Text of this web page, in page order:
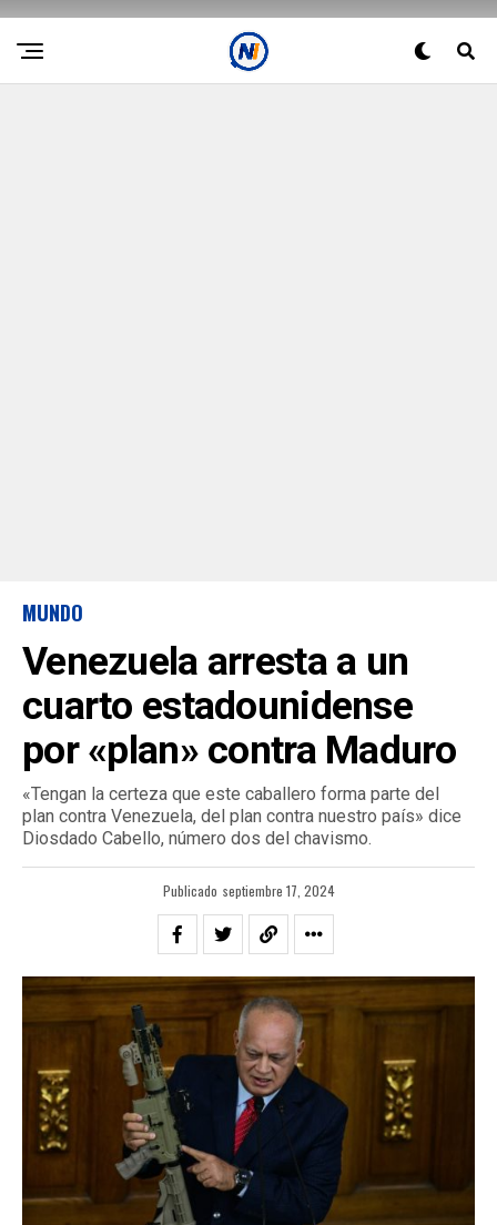
MUNDO
Venezuela arresta a un
cuarto estadounidense
por «plan» contra Maduro
«Tengan la certeza que este caballero forma parte del
plan contra Venezuela, del plan contra nuestro país» dice
Diosdado Cabello, número dos del chavismo.
Publicado septiembre 17, 2024